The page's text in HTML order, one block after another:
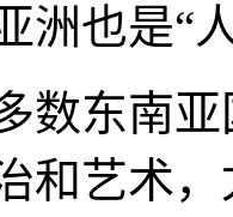
洲也是“
数东南
和艺术